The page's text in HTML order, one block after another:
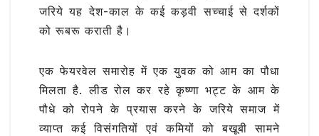
जरिये यह देश-काल के कई कड़वी सच्चाई से दर्शकों
को रूबरू कराती है।
एक फेयरवेल समारोह में एक युवक को आम का पौधा
मिलता है. लीड रोल कर रहे कृष्णा भट्ट के आम के
पौधे को रोपने के प्रयास करने के जरिये समाज में
व्याप्त कई विसंगतियों एवं कमियों को बखूबी सामने